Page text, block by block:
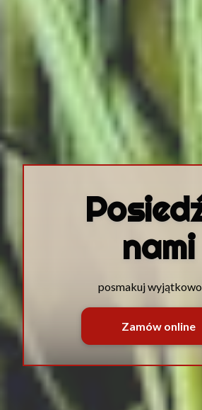
nami
posmakuj
Zamów online